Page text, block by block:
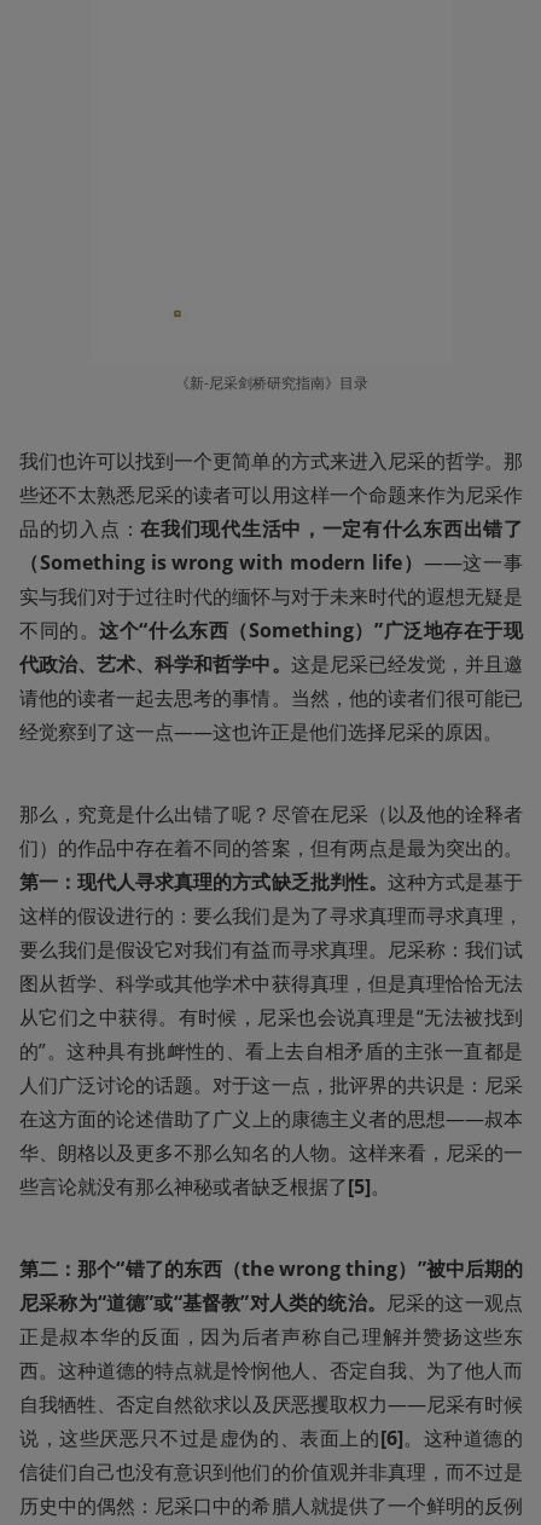
《新-尼采剑桥研究指南》目录
我们也许可以找到一个更简单的方式来进入尼采的哲学。那
些还不太熟悉尼采的读者可以用这样一个命题来作为尼采作
品的切入点：在我们现代生活中，一定有什么东西出错了
（Something is wrong with modern life） ——这一事
实与我们对于过往时代的缅怀与对于未来时代的遐想无疑是
不同的。这个“什么东西（Something）”广泛地存在于现
代政治、艺术、科学和哲学中。 这是尼采已经发觉，并且邀
请他的读者一起去思考的事情。当然，他的读者们很可能已
经觉察到了这一点——这也许正是他们选择尼采的原因。
那么，究竟是什么出错了呢？尽管在尼采（以及他的诠释者
们）的作品中存在着不同的答案，但有两点是最为突出的。
第一：现代人寻求真理的方式缺乏批判性。 这种方式是基于
这样的假设进行的：要么我们是为了寻求真理而寻求真理，
要么我们是假设它对我们有益而寻求真理。尼采称：我们试
图从哲学、科学或其他学术中获得真理，但是真理恰恰无法
从它们之中获得。有时候，尼采也会说真理是“无法被找到
的”。这种具有挑衅性的、看上去自相矛盾的主张一直都是
人们广泛讨论的话题。对于这一点，批评界的共识是：尼采
在这方面的论述借助了广义上的康德主义者的思想——叔本
华、朗格以及更多不那么知名的人物。这样来看，尼采的一
些言论就没有那么神秘或者缺乏根据了[5]。
第二：那个“错了的东西（the wrong thing）”被中后期的
尼采称为“道德”或“基督教”对人类的统治。 尼采的这一观点
正是叔本华的反面，因为后者声称自己理解并赞扬这些东
西。这种道德的特点就是怜悯他人、否定自我、为了他人而
自我牺牲、否定自然欲求以及厌恶攫取权力——尼采有时候
说，这些厌恶只不过是虚伪的、表面上的[6]。这种道德的
信徒们自己也没有意识到他们的价值观并非真理，而不过是